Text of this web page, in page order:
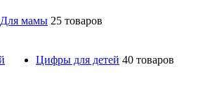
Для мамы 25 товаров
Цифры для детей 40 товаров